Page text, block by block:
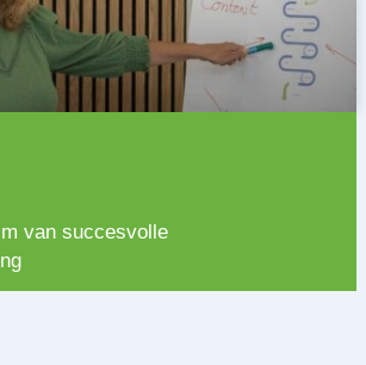
van succesvolle